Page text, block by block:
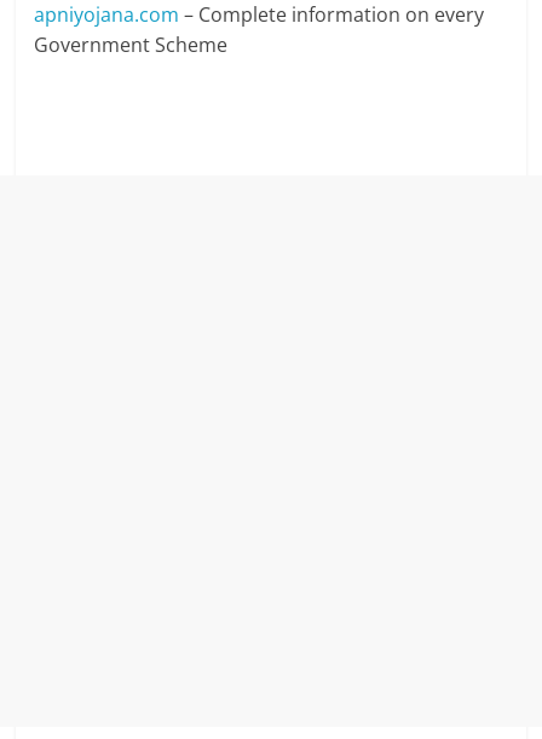
apniyojana.com – Complete information on every
Government Scheme